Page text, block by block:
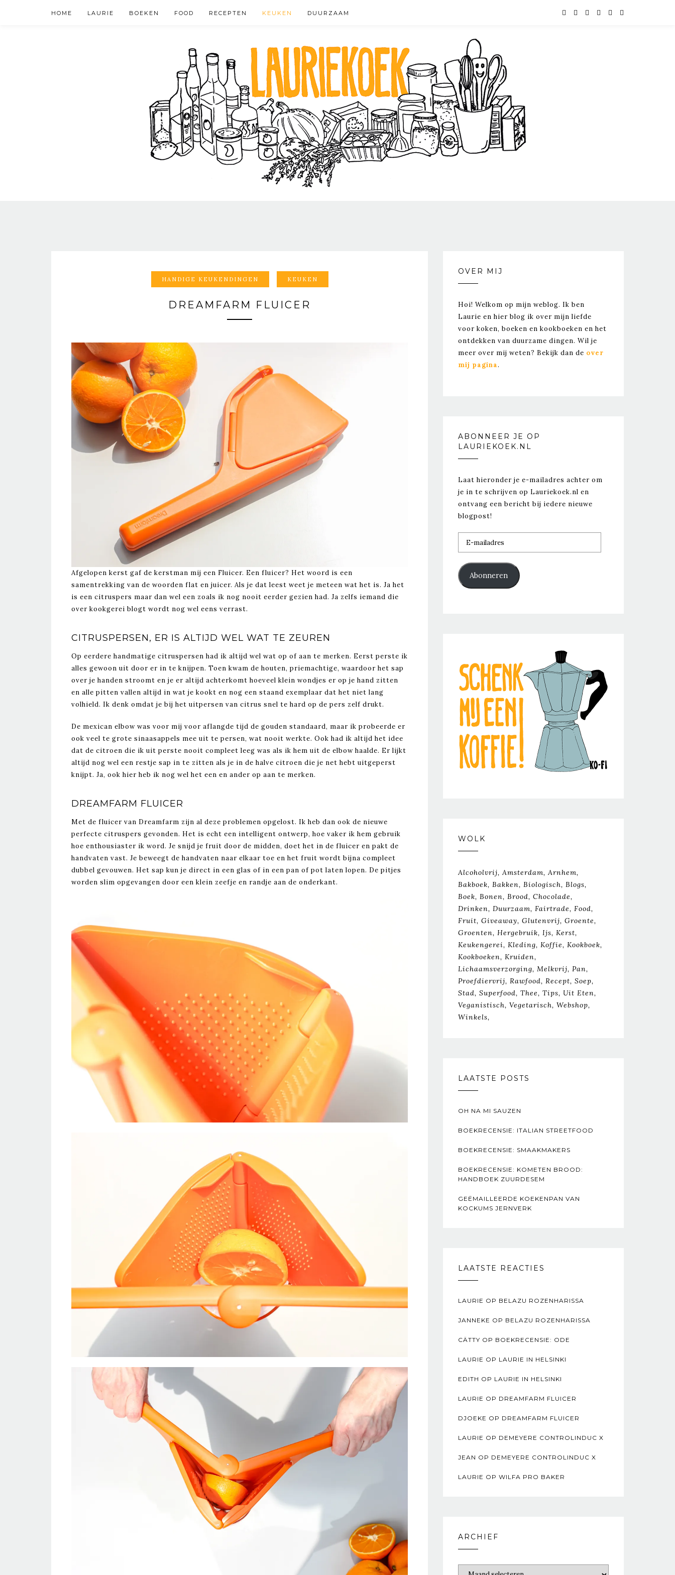
HOME LAURIE BOEKEN FOOD RECEPTEN KEUKEN DUURZAAM
HANDIGE KEUKENDINGEN KEUKEN
DREAMFARM FLUICER
Afgelopen kerst gaf de kerstman mij een Fluicer. Een fluicer? Het woord is een
samentrekking van de woorden flat en juicer. Als je dat leest weet je meteen wat het is. Ja het
is een citruspers maar dan wel een zoals ik nog nooit eerder gezien had. Ja zelfs iemand die
over kookgerei blogt wordt nog wel eens verrast.
CITRUSPERSEN, ER IS ALTIJD WEL WAT TE ZEUREN
Op eerdere handmatige citruspersen had ik altijd wel wat op of aan te merken. Eerst perste ik
alles gewoon uit door er in te knijpen. Toen kwam de houten, priemachtige, waardoor het sap
over je handen stroomt en je er altijd achterkomt hoeveel klein wondjes er op je hand zitten
en alle pitten vallen altijd in wat je kookt en nog een staand exemplaar dat het niet lang
volhield. Ik denk omdat je bij het uitpersen van citrus snel te hard op de pers zelf drukt.
De mexican elbow was voor mij voor aflangde tijd de gouden standaard, maar ik probeerde er
ook veel te grote sinaasappels mee uit te persen, wat nooit werkte. Ook had ik altijd het idee
dat de citroen die ik uit perste nooit compleet leeg was als ik hem uit de elbow haalde. Er lijkt
altijd nog wel een restje sap in te zitten als je in de halve citroen die je net hebt uitgeperst
knijpt. Ja, ook hier heb ik nog wel het een en ander op aan te merken.
DREAMFARM FLUICER
Met de fluicer van Dreamfarm zijn al deze problemen opgelost. Ik heb dan ook de nieuwe
perfecte citruspers gevonden. Het is echt een intelligent ontwerp, hoe vaker ik hem gebruik
hoe enthousiaster ik word. Je snijd je fruit door de midden, doet het in de fluicer en pakt de
handvaten vast. Je beweegt de handvaten naar elkaar toe en het fruit wordt bijna compleet
dubbel gevouwen. Het sap kun je direct in een glas of in een pan of pot laten lopen. De pitjes
worden slim opgevangen door een klein zeefje en randje aan de onderkant.
OVER MIJ
Hoi! Welkom op mijn weblog. Ik ben
Laurie en hier blog ik over mijn liefde
voor koken, boeken en kookboeken en het
ontdekken van duurzame dingen. Wil je
meer over mij weten? Bekijk dan de over
mij pagina.
ABONNEER JE OP
LAURIEKOEK.NL
Laat hieronder je e-mailadres achter om
je in te schrijven op Lauriekoek.nl en
ontvang een bericht bij iedere nieuwe
blogpost!
mailadres
Abonneren
WOLK
Alcoholvrij Amsterdam
Arnhem
Bakboek
Bakken Biologisch
Blogs
Boek
Bonen Brood Chocolade
Drinken
Duurzaam Fairtrade
Food
Fruit Giveaway Glutenvrij Groente
Groenten
Hergebruik Ijs
Kerst
Keukengerei
Kleding Koffie
Kookboek
Kookboeken
Kruiden
Lichaamsverzorging
Melkvrij
Pan
Proefdiervrij
Rawfood Recept Soep
Stad Superfood Thee Tips Uit Eten
Veganistisch Vegetarisch Webshop
Winkels
LAATSTE POSTS
OH NA MI SAUZEN
BOEKRECENSIE: ITALIAN STREETFOOD
BOEKRECENSIE: SMAAKMAKERS
BOEKRECENSIE: KOMETEN BROOD:
HANDBOEK ZUURDESEM
GEËMAILLEERDE KOEKENPAN VAN
KOCKUMS JERNVERK
LAATSTE REACTIES
LAURIE OP BELAZU ROZENHARISSA
JANNEKE OP BELAZU ROZENHARISSA
CÄTTY OP BOEKRECENSIE: ODE
LAURIE OP LAURIE IN HELSINKI
EDITH OP LAURIE IN HELSINKI
LAURIE OP DREAMFARM FLUICER
DJOEKE OP DREAMFARM FLUICER
LAURIE OP DEMEYERE CONTROLINDUC X
JEAN OP DEMEYERE CONTROLINDUC X
LAURIE OP WILFA PRO BAKER
ARCHIEF